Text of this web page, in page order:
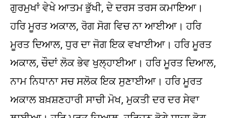
ਗੁਰਮੁਖਾਂ ਵੇਖੇ ਆਤਮ ਭੁੱਖੀ, ਦੇ ਦਰਸ ਤਰਸ ਕਮਾਇਆ।
ਹਰਿ ਮੂਰਤ ਅਕਾਲ, ਰੋਗ ਸੋਗ ਵਿਚ ਨਾ ਆਈਆ। ਹਰਿ
ਮੂਰਤ ਦਿਆਲ, ਧੁਰ ਦਾ ਜੋਗ ਇਕ ਵਖਾਈਆ। ਹਰਿ ਮੂਰਤ
ਅਕਾਲ, ਚੌਦਾਂ ਲੋਕ ਭੇਵ ਖੁਲ੍ਹਾਈਆ। ਹਰਿ ਮੂਰਤ ਦਿਆਲ,
ਨਾਮ ਨਿਧਾਨਾ ਸਚ ਸਲੋਕ ਇਕ ਸੁਣਾਈਆ। ਹਰਿ ਮੂਰਤ
ਅਕਾਲ ਬਖ਼ਸ਼ਣਹਾਰੀ ਸਾਚੀ ਮੋਖ, ਮੁਕਤੀ ਦਰ ਦਰ ਸੇਵਾ